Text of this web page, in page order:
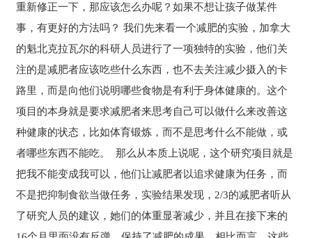
重新修正一下，那应该怎么办呢？如果不想让孩子做某件
事，有更好的方法吗？ 我们先来看一个减肥的实验，加拿大
的魁北克拉瓦尔的科研人员进行了一项独特的实验，他们关
注的是减肥者应该吃些什么东西，也不去关注减少摄入的卡
路里，而是向他们说明哪些食物是有利于身体健康的。这个
项目的本身就是要求减肥者来思考自己可以做什么来改善这
种健康的状态，比如体育锻炼，而不是思考什么不能做，或
者哪些东西不能吃。 那么从本质上说呢，这个研究项目就是
把我不能变成我可以，他们让减肥者以追求健康为任务，而
不是把抑制食欲当做任务，实验结果发现，2/3的减肥者听从
了研究人员的建议，她们的体重显著减少，并且在接下来的